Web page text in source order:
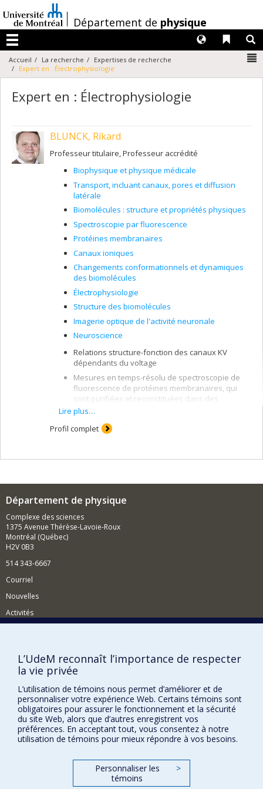
au
contenu
/Département de physique
Menu
Liens
Langues
Accueil La recherche
Expertises de recherche
Expert en : Électrophysiologie
Expert en : Électrophysiologie
BLUNCK, Rikard
Professeur titulaire, Professeur accrédité
Biophysique et physique médicale
Transport, incluant canaux, pores et diffusion
latérale
Biomolécules : structure et propriétés physiques
Spectroscopie par fluorescence
Protéines membranaires
Canaux ioniques
Changements conformationnels et dynamiques
des biomolécules
Électrophysiologie
Structure des biomolécules
Imagerie optique de l'activité neuronale
Neuroscience
Relations structure-fonction des canaux KV
dépendants du voltage
Mesures en temps-résolu de spectroscopie de
fluorescence de protéines membranaires, qui
sont purifiées et reconstituées dans des
systèmes membranaires synthétiques
Étude des protéines membranaire par des
mesures de temps de vie de fluorescence
"formeuses de pores" par la spectroscopie de
Lire plus…
Profil complet
Département de physique
Complexe des sciences
1375 Avenue Thérèse-Lavoie-Roux
Montréal (Québec)
H2V 0B3
514 343-6667
Courriel
Nouvelles
Activités
BESOIN D'AIDE?
Plan du site
Signaler une erreur
Accessibilité
FACULTÉ DES ARTS ET DES SCIENCES
Nos centres d'études
L’UdeM reconnaît l’importance de respecter
la vie privée
L’utilisation de témoins nous permet d’améliorer et de
personnaliser votre expérience Web. Certains témoins sont
obligatoires pour assurer le fonctionnement et la sécurité
du site Web, alors que d’autres enregistrent vos
préférences. En acceptant tout, vous consentez à notre
utilisation de témoins pour mieux répondre à vos besoins.
Personnaliser les
témoins
>